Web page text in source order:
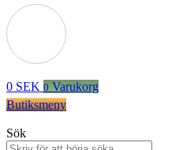
0 SEK 0 Varukorg
Butiksmeny
Sök